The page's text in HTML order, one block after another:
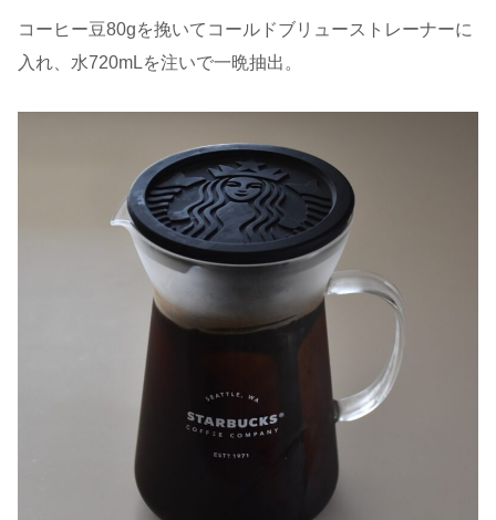
コーヒー豆80gを挽いてコールドブリューストレーナーに
入れ、水720mLを注いで一晩抽出。